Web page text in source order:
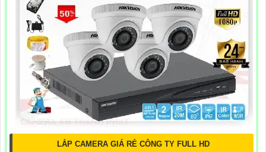
LẮP CAMERA GIÁ RẺ CÔNG TY FULL HD